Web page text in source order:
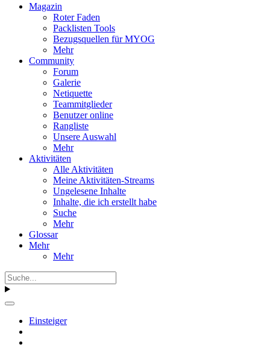
Magazin
Roter Faden
Packlisten Tools
Bezugsquellen für MYOG
Mehr
Community
Forum
Galerie
Netiquette
Teammitglieder
Benutzer online
Rangliste
Unsere Auswahl
Mehr
Aktivitäten
Alle Aktivitäten
Meine Aktivitäten-Streams
Ungelesene Inhalte
Inhalte, die ich erstellt habe
Suche
Mehr
Glossar
Mehr
Mehr
Einsteiger